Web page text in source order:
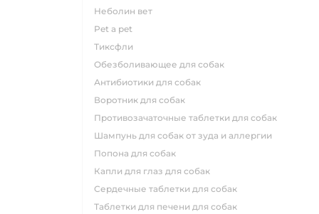
неболин вет
pet a pet
тиксфли
обезболивающее для собак
антибиотики для собак
воротник для собак
противозачаточные таблетки для собак
шампунь для собак от зуда и аллергии
попона для собак
капли для глаз для собак
сердечные таблетки для собак
таблетки для печени для собак